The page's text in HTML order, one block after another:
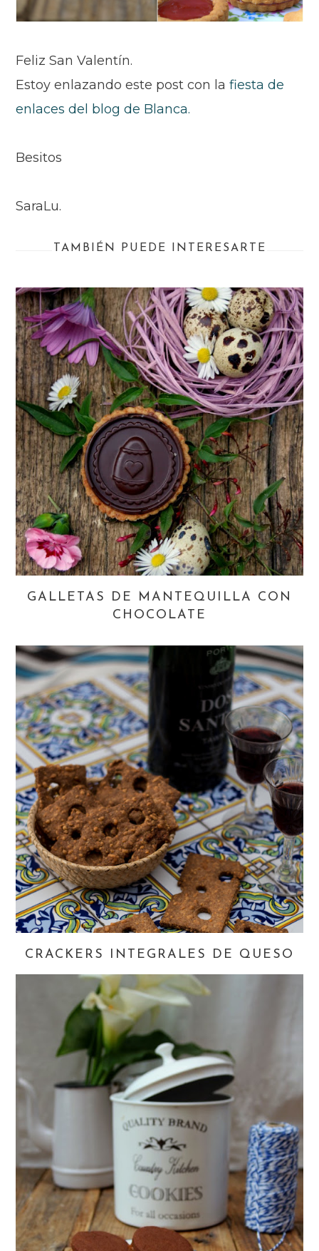
Feliz San Valentín.
Estoy enlazando este post con lafiesta de
enlaces del blog de Blanca.
Besitos
SaraLu.
TAMBIÉN PUEDE INTERESARTE
GALLETAS DE MANTEQUILLA CON
CHOCOLATE
CRACKERS INTEGRALES DE QUESO